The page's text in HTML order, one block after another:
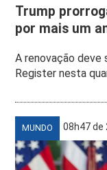
Trump
por mais um
A renovação deve
Register nesta
MUNDO 08h47